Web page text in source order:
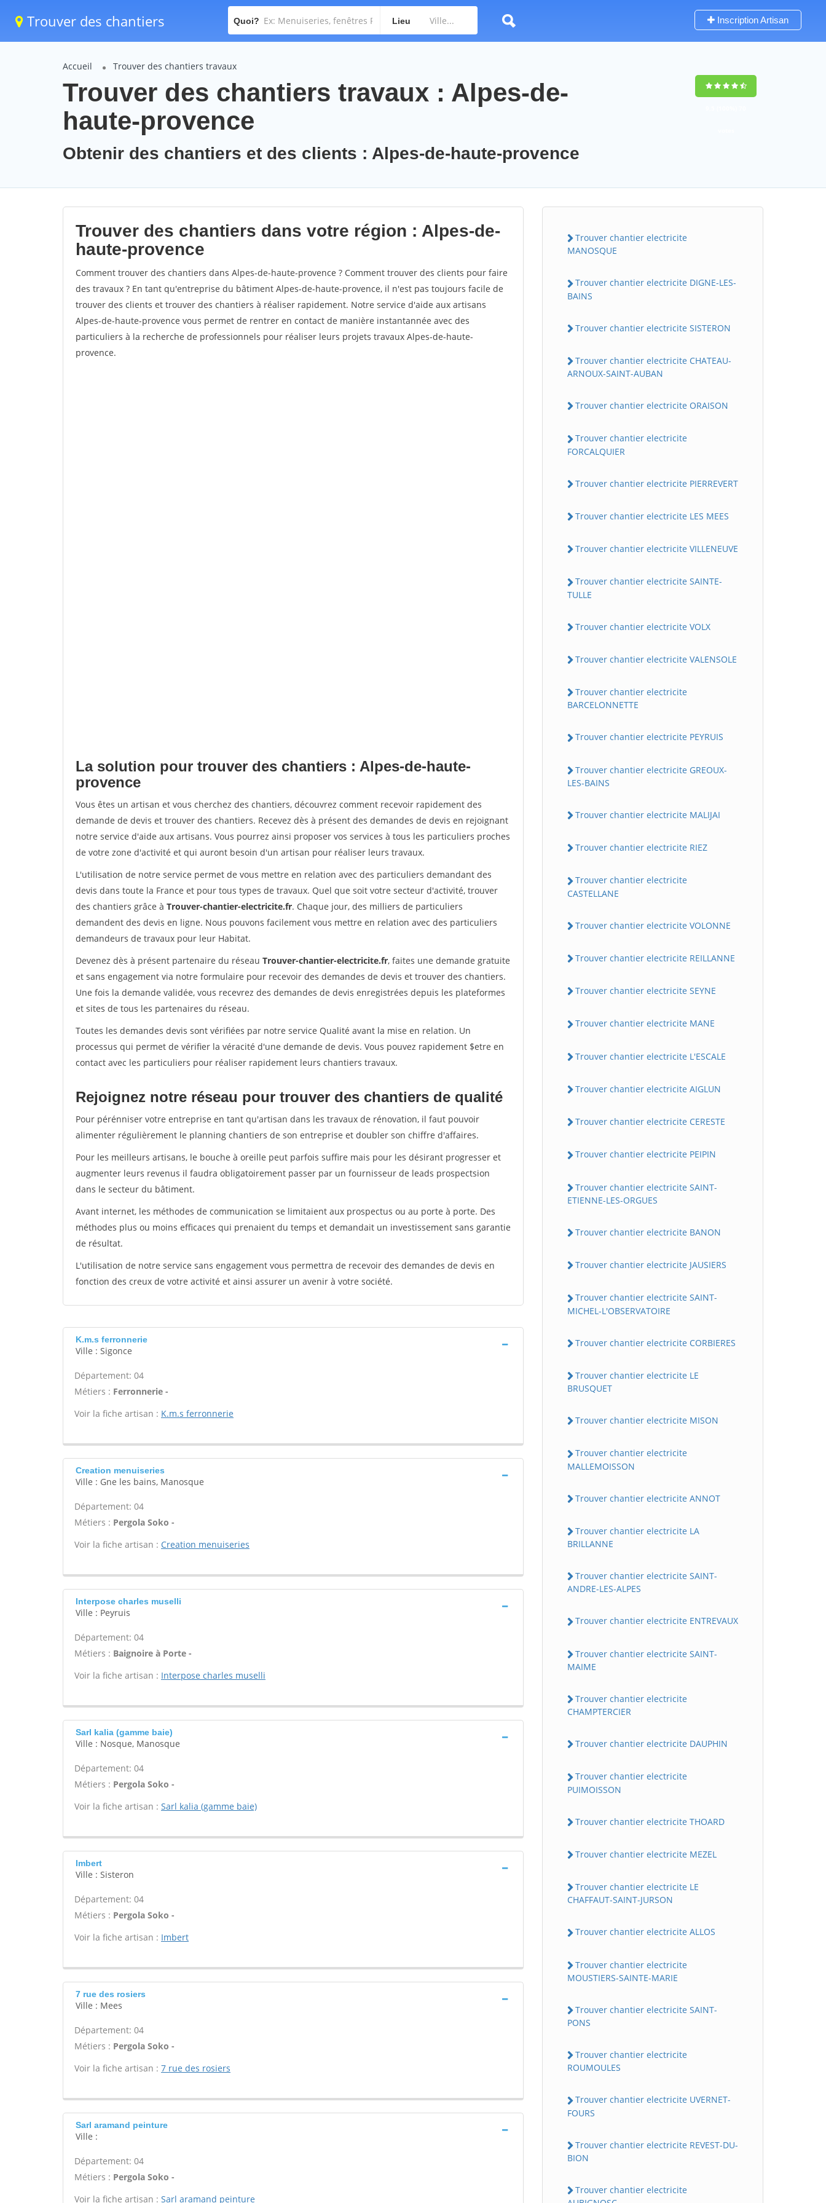
Trouver des chantiers Quoi? Lieu Inscription Artisan
Accueil Trouver des chantiers travaux
Trouver des chantiers travaux : Alpes-de-
haute-provence
Obtenir des chantiers et des clients : Alpes-de-haute-provence
Trouver des chantiers dans votre région : Alpes-de-
haute-provence
Comment trouver des chantiers dans Alpes-de-haute-provence ? Comment trouver des clients pour faire
des travaux ? En tant qu'entreprise du bâtiment Alpes-de-haute-provence, il n'est pas toujours facile de
trouver des clients et trouver des chantiers à réaliser rapidement. Notre service d'aide aux artisans
Alpes-de-haute-provence vous permet de rentrer en contact de manière instantannée avec des
particuliers à la recherche de professionnels pour réaliser leurs projets travaux Alpes-de-haute-
provence.
La solution pour trouver des chantiers : Alpes-de-haute-
provence
Vous êtes un artisan et vous cherchez des chantiers, découvrez comment recevoir rapidement des
demande de devis et trouver des chantiers. Recevez dès à présent des demandes de devis en rejoignant
notre service d'aide aux artisans. Vous pourrez ainsi proposer vos services à tous les particuliers proches
de votre zone d'activité et qui auront besoin d'un artisan pour réaliser leurs travaux.
L'utilisation de notre service permet de vous mettre en relation avec des particuliers demandant des
devis dans toute la France et pour tous types de travaux. Quel que soit votre secteur d'activité, trouver
des chantiers grâce à Trouver-chantier-electricite.fr. Chaque jour, des milliers de particuliers
demandent des devis en ligne. Nous pouvons facilement vous mettre en relation avec des particuliers
demandeurs de travaux pour leur Habitat.
Devenez dès à présent partenaire du réseau Trouver-chantier-electricite.fr, faites une demande gratuite
et sans engagement via notre formulaire pour recevoir des demandes de devis et trouver des chantiers.
Une fois la demande validée, vous recevrez des demandes de devis enregistrées depuis les plateformes
et sites de tous les partenaires du réseau.
Toutes les demandes devis sont vérifiées par notre service Qualité avant la mise en relation. Un
processus qui permet de vérifier la véracité d'une demande de devis. Vous pouvez rapidement $etre en
contact avec les particuliers pour réaliser rapidement leurs chantiers travaux.
Rejoignez notre réseau pour trouver des chantiers de qualité
Pour pérénniser votre entreprise en tant qu'artisan dans les travaux de rénovation, il faut pouvoir
alimenter régulièrement le planning chantiers de son entreprise et doubler son chiffre d'affaires.
Pour les meilleurs artisans, le bouche à oreille peut parfois suffire mais pour les désirant progresser et
augmenter leurs revenus il faudra obligatoirement passer par un fournisseur de leads prospectsion
dans le secteur du bâtiment.
Avant internet, les méthodes de communication se limitaient aux prospectus ou au porte à porte. Des
méthodes plus ou moins efficaces qui prenaient du temps et demandait un investissement sans garantie
de résultat.
L'utilisation de notre service sans engagement vous permettra de recevoir des demandes de devis en
fonction des creux de votre activité et ainsi assurer un avenir à votre société.
K.m.s ferronnerie
Ville : Sigonce
Département: 04
Métiers : Ferronnerie -
Voir la fiche artisan : K.m.s ferronnerie
Creation menuiseries
Ville : Gne les bains, Manosque
Département: 04
Métiers : Pergola Soko -
Voir la fiche artisan : Creation menuiseries
Interpose charles muselli
Ville : Peyruis
Département: 04
Métiers : Baignoire à Porte -
Voir la fiche artisan : Interpose charles muselli
Sarl kalia (gamme baie)
Ville : Nosque, Manosque
Département: 04
Métiers : Pergola Soko -
Voir la fiche artisan : Sarl kalia (gamme baie)
Imbert
Ville : Sisteron
Département: 04
Métiers : Pergola Soko -
Voir la fiche artisan : Imbert
7 rue des rosiers
Ville : Mees
Département: 04
Métiers : Pergola Soko -
Voir la fiche artisan : 7 rue des rosiers
Sarl aramand peinture
Ville :
Département: 04
Métiers : Pergola Soko -
Voir la fiche artisan : Sarl aramand peinture
Trouver chantier electricite
MANOSQUE
Trouver chantier electricite DIGNE-LES-
BAINS
Trouver chantier electricite SISTERON
Trouver chantier electricite CHATEAU-
ARNOUX-SAINT-AUBAN
Trouver chantier electricite ORAISON
Trouver chantier electricite
FORCALQUIER
Trouver chantier electricite PIERREVERT
Trouver chantier electricite LES MEES
Trouver chantier electricite VILLENEUVE
Trouver chantier electricite SAINTE-
TULLE
Trouver chantier electricite VOLX
Trouver chantier electricite VALENSOLE
Trouver chantier electricite
BARCELONNETTE
Trouver chantier electricite PEYRUIS
Trouver chantier electricite GREOUX-
LES-BAINS
Trouver chantier electricite MALIJAI
Trouver chantier electricite RIEZ
Trouver chantier electricite
CASTELLANE
Trouver chantier electricite VOLONNE
Trouver chantier electricite REILLANNE
Trouver chantier electricite SEYNE
Trouver chantier electricite MANE
Trouver chantier electricite L'ESCALE
Trouver chantier electricite AIGLUN
Trouver chantier electricite CERESTE
Trouver chantier electricite PEIPIN
Trouver chantier electricite SAINT-
ETIENNE-LES-ORGUES
Trouver chantier electricite BANON
Trouver chantier electricite JAUSIERS
Trouver chantier electricite SAINT-
MICHEL-L'OBSERVATOIRE
Trouver chantier electricite CORBIERES
Trouver chantier electricite LE
BRUSQUET
Trouver chantier electricite MISON
Trouver chantier electricite
MALLEMOISSON
Trouver chantier electricite ANNOT
Trouver chantier electricite LA
BRILLANNE
Trouver chantier electricite SAINT-
ANDRE-LES-ALPES
Trouver chantier electricite ENTREVAUX
Trouver chantier electricite SAINT-
MAIME
Trouver chantier electricite
CHAMPTERCIER
Trouver chantier electricite DAUPHIN
Trouver chantier electricite
PUIMOISSON
Trouver chantier electricite THOARD
Trouver chantier electricite MEZEL
Trouver chantier electricite LE
CHAFFAUT-SAINT-JURSON
Trouver chantier electricite ALLOS
Trouver chantier electricite
MOUSTIERS-SAINTE-MARIE
Trouver chantier electricite SAINT-
PONS
Trouver chantier electricite
ROUMOULES
Trouver chantier electricite UVERNET-
FOURS
Trouver chantier electricite REVEST-DU-
BION
Trouver chantier electricite